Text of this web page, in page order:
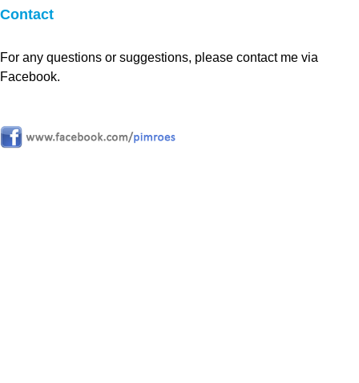
Contact
For any questions or suggestions, please contact me via
Facebook.